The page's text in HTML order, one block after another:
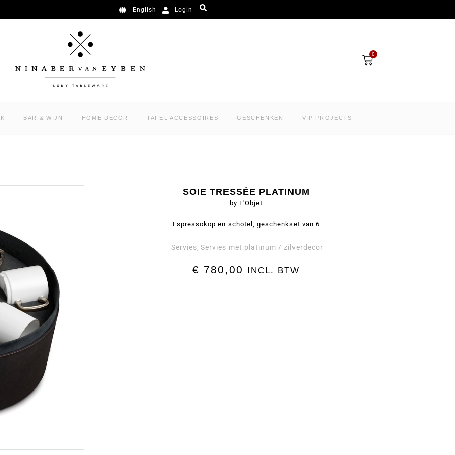
English Login
0
Winkelwagen
BAR & WIJN HOME DECOR TAFEL ACCESSOIRES GESCHENKEN VIP PROJECTS
SOIE TRESSÉE PLATINUM
by L'Objet
Espressokop en schotel, geschenkset van 6
Servies, Servies met platinum / zilverdecor
€ 780,00 INCL. BTW